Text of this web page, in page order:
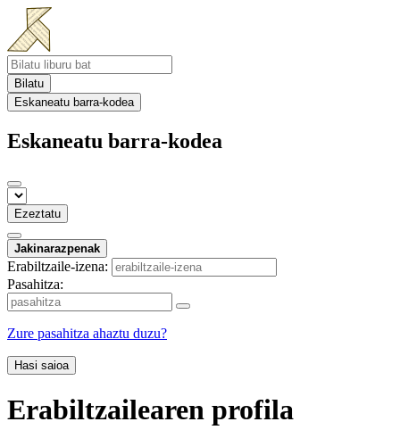
Bilatu
Eskaneatu barra-kodea
Eskaneatu barra-kodea
Ezeztatu
Jakinarazpenak
Erabiltzaile-izena:
Pasahitza:
Zure pasahitza ahaztu duzu?
Hasi saioa
Erabiltzailearen profila